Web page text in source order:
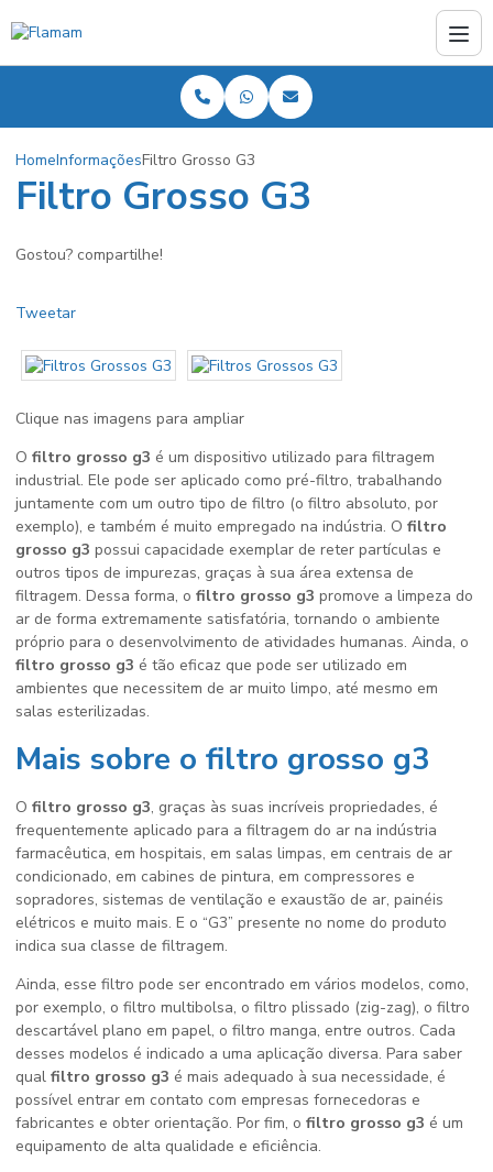
HomeInformaçõesFiltro Grosso G3
Filtro Grosso G3
Gostou? compartilhe!
Tweetar
Clique nas imagens para ampliar
O filtro grosso g3 é um dispositivo utilizado para filtragem
industrial. Ele pode ser aplicado como pré-filtro, trabalhando
juntamente com um outro tipo de filtro (o filtro absoluto, por
exemplo), e também é muito empregado na indústria. O filtro
grosso g3 possui capacidade exemplar de reter partículas e
outros tipos de impurezas, graças à sua área extensa de
filtragem. Dessa forma, o filtro grosso g3 promove a limpeza do
ar de forma extremamente satisfatória, tornando o ambiente
próprio para o desenvolvimento de atividades humanas. Ainda, o
filtro grosso g3 é tão eficaz que pode ser utilizado em
ambientes que necessitem de ar muito limpo, até mesmo em
salas esterilizadas.
Mais sobre o filtro grosso g3
O filtro grosso g3, graças às suas incríveis propriedades, é
frequentemente aplicado para a filtragem do ar na indústria
farmacêutica, em hospitais, em salas limpas, em centrais de ar
condicionado, em cabines de pintura, em compressores e
sopradores, sistemas de ventilação e exaustão de ar, painéis
elétricos e muito mais. E o “G3” presente no nome do produto
indica sua classe de filtragem.
Ainda, esse filtro pode ser encontrado em vários modelos, como,
por exemplo, o filtro multibolsa, o filtro plissado (zig-zag), o filtro
descartável plano em papel, o filtro manga, entre outros. Cada
desses modelos é indicado a uma aplicação diversa. Para saber
qual filtro grosso g3 é mais adequado à sua necessidade, é
possível entrar em contato com empresas fornecedoras e
fabricantes e obter orientação. Por fim, o filtro grosso g3 é um
equipamento de alta qualidade e eficiência.